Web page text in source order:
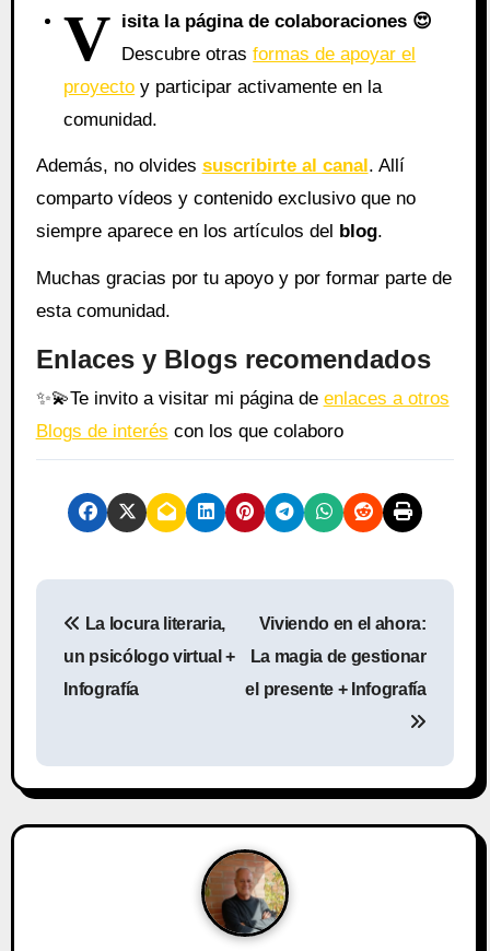
V isita la página de colaboraciones 😍
Descubre otrasformas de apoyar el
proyecto y participar activamente en la
comunidad.
Además, no olvides suscribirte al canal . Allí
comparto vídeos y contenido exclusivo que no
siempre aparece en los artículos del
blog.
Muchas gracias por tu apoyo y por formar parte de
esta comunidad.
Enlaces y Blogs recomendados
✨💫Te invito a visitar mi página de enlaces a otros
Blogs de interés con los que colaboro
g
a
La locura literaria,
un psicólogo virtual +
Infografía
Viviendo en el ahora:
La magia de gestionar
el presente + Infografía